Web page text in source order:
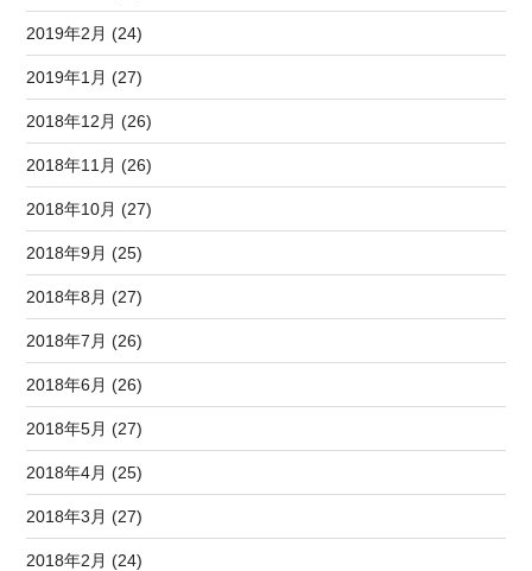
2019年2月 (24)
2019年1月 (27)
2018年12月 (26)
2018年11月 (26)
2018年10月 (27)
2018年9月 (25)
2018年8月 (27)
2018年7月 (26)
2018年6月 (26)
2018年5月 (27)
2018年4月 (25)
2018年3月 (27)
2018年2月 (24)